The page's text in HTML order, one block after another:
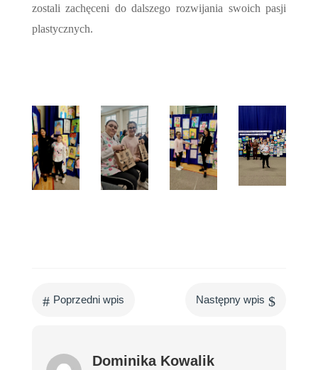
zostali zachęceni do dalszego rozwijania swoich pasji
plastycznych.
# Poprzedni wpis Następny wpis $
Dominika Kowalik